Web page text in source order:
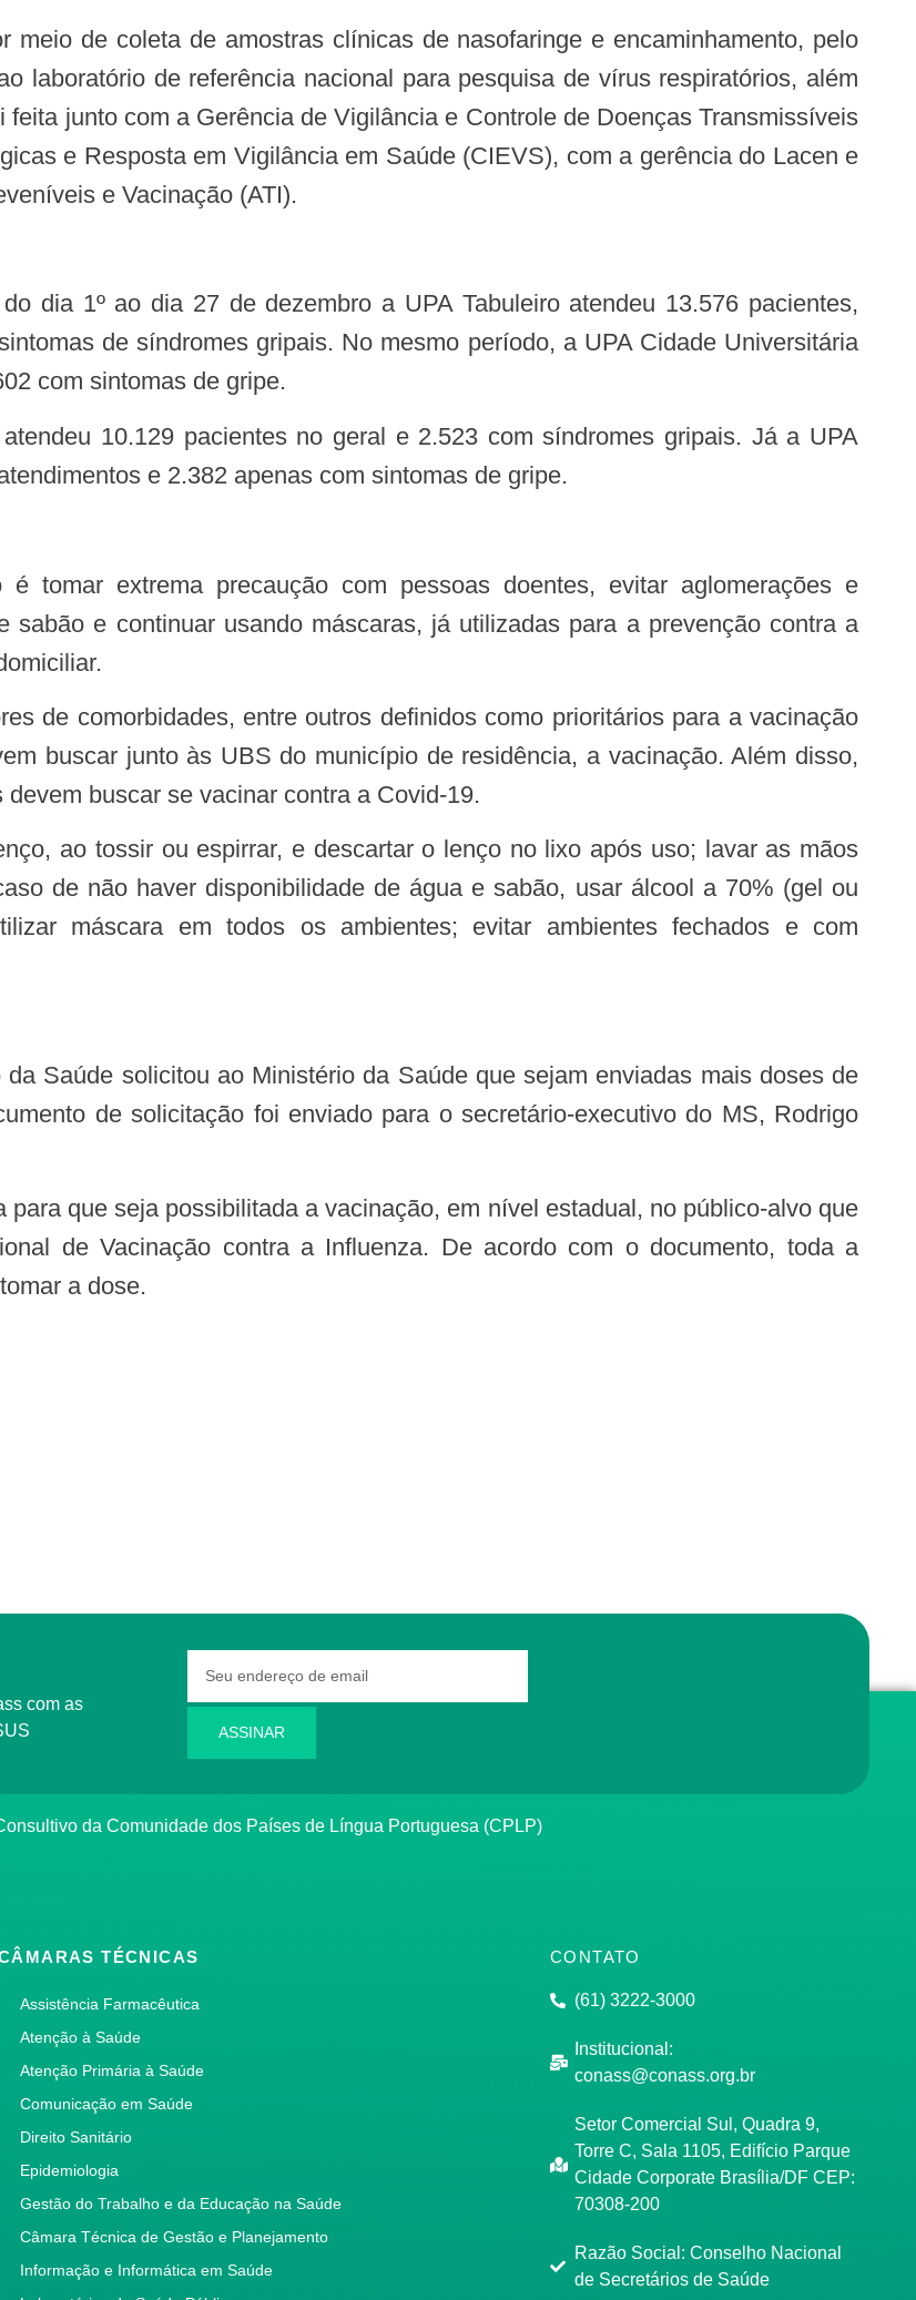
laboratório de referência nacional para pesquisa de vírus respiratórios, além
junto com a Gerência de Vigilância e Controle de Doenças Transmissíveis
e Resposta em Vigilância em Saúde (CIEVS), com a gerência do Lacen e
e Vacinação (ATI).
de síndromes gripais. No mesmo período, a UPA Cidade Universitária
com sintomas de gripe.
e 2.382 apenas com sintomas de gripe.
sabão e continuar usando máscaras, já utilizadas para a prevenção contra a
buscar junto às UBS do município de residência, a vacinação. Além disso,
buscar se vacinar contra a Covid-19.
de não haver disponibilidade de água e sabão, usar álcool a 70% (gel ou
máscara em todos os ambientes; evitar ambientes fechados e com
de solicitação foi enviado para o secretário-executivo do MS, Rodrigo
de Vacinação contra a Influenza. De acordo com o documento, toda a
a dose.
ASSINAR
Consultivo da Comunidade dos Países de Língua Portuguesa (CPLP)
TÉCNICAS
Assistência Farmacêutica
Atenção à Saúde
Atenção Primária à Saúde
Comunicação em Saúde
Direito Sanitário
Epidemiologia
Gestão do Trabalho e da Educação na Saúde
Câmara Técnica de Gestão e Planejamento
Informação e Informática em Saúde
CONTATO
(61) 3222-3000
Institucional:
conass@conass.org.br
Setor Comercial Sul, Quadra 9,
Torre C, Sala 1105, Edifício Parque
Cidade Corporate Brasília/DF CEP:
70308-200
Razão Social: Conselho Nacional
de Secretários de Saúde